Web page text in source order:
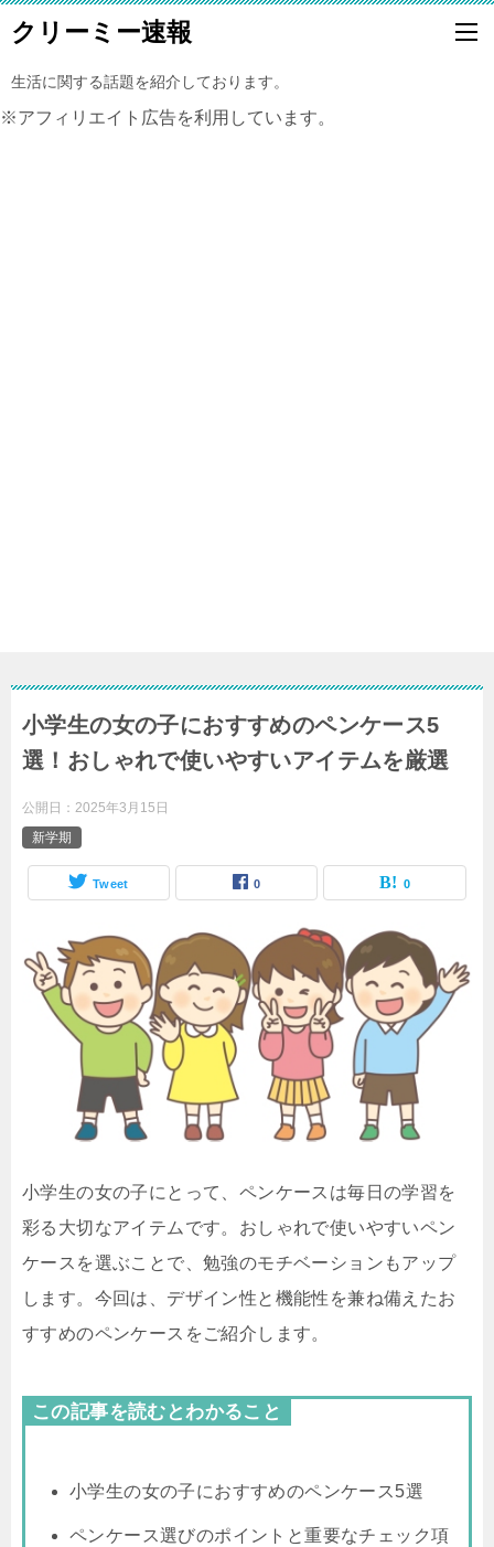
クリーミー速報
生活に関する話題を紹介しております。
※アフィリエイト広告を利用しています。
小学生の女の子におすすめのペンケース5
選！おしゃれで使いやすいアイテムを厳選
公開日： 2025年3月15日
新学期
Tweet 0 0
小学生の女の子にとって、ペンケースは毎日の学習を
彩る大切なアイテムです。おしゃれで使いやすいペン
ケースを選ぶことで、勉強のモチベーションもアップ
します。今回は、デザイン性と機能性を兼ね備えたお
すすめのペンケースをご紹介します。
この記事を読むとわかること
小学生の女の子におすすめのペンケース5選
ペンケース選びのポイントと重要なチェック項